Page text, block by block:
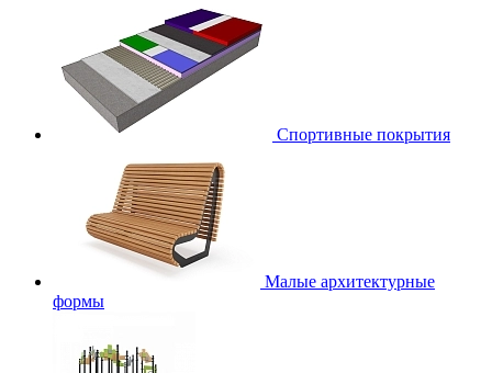
Спортивные покрытия
Малые архитектурные
формы